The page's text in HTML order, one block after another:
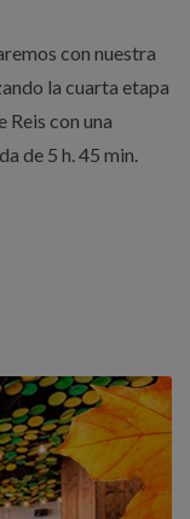
con nuestra
la cuarta etapa
Reis con una
de 5 h. 45 min.